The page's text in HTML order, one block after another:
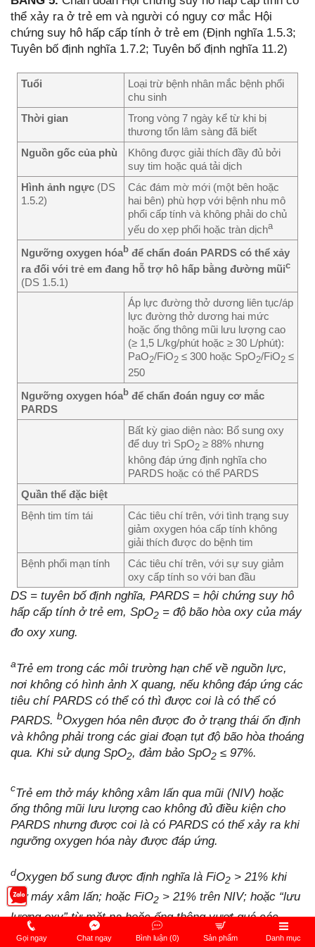
thể xảy ra ở trẻ em và người có nguy cơ mắc Hội
chứng suy hô hấp cấp tính ở trẻ em (Định nghĩa 1.5.3;
Tuyên bố định nghĩa 1.7.2; Tuyên bố định nghĩa 11.2)
Tuổi
Loại trừ bệnh nhân mắc bệnh phổi
chu sinh
Thời gian
Trong vòng 7 ngày kể từ khi bị
thương tổn lâm sàng đã biết
Nguồn gốc của phù
Không được giải thích đầy đủ bởi
suy tim hoặc quá tải dịch
Hình ảnh ngực (DS
1.5.2)
Các đám mờ mới (một bên hoặc
hai bên) phù hợp với bệnh nhu mô
phổi cấp tính và không phải do chủ
yếu do xẹp phổi hoặc tràn dịcha
Ngưỡng oxygen hóab để chẩn đoán PARDS có thể xảy
ra đối với trẻ em đang hỗ trợ hô hấp bằng đường mũic
(DS 1.5.1)
Áp lực đường thở dương liên tục/áp
lực đường thở dương hai mức
hoặc ống thông mũi lưu lượng cao
(≥ 1,5 L/kg/phút hoặc ≥ 30 L/phút):
PaO2/FiO2 ≤ 300 hoặc SpO2/FiO2 ≤
250
Ngưỡng oxygen hóab để chẩn đoán nguy cơ mắc
PARDS
Bất kỳ giao diện nào: Bổ sung oxy
để duy trì SpO2 ≥ 88% nhưng
không đáp ứng định nghĩa cho
PARDS hoặc có thể PARDS
Quần thể đặc biệt
Bệnh tim tím tái
Các tiêu chí trên, với tình trạng suy
giảm oxygen hóa cấp tính không
giải thích được do bệnh tim
Bệnh phổi mạn tính
Các tiêu chí trên, với sự suy giảm
oxy cấp tính so với ban đầu
DS = tuyên bố định nghĩa, PARDS = hội chứng suy hô
hấp cấp tính ở trẻ em, SpO2 = độ bão hòa oxy của máy
đo oxy xung.
aTrẻ em trong các môi trường hạn chế về nguồn lực,
nơi không có hình ảnh X quang, nếu không đáp ứng các
tiêu chí PARDS có thể có thì được coi là có thể có
PARDS. bOxygen hóa nên được đo ở trạng thái ổn định
và không phải trong các giai đoạn tụt độ bão hòa thoáng
qua. Khi sử dụng SpO2, đảm bảo SpO2 ≤ 97%.
cTrẻ em thở máy không xâm lấn qua mũi (NIV) hoặc
ống thông mũi lưu lượng cao không đủ điều kiện cho
PARDS nhưng được coi là có PARDS có thể xảy ra khi
ngưỡng oxygen hóa này được đáp ứng.
dOxygen bổ sung được định nghĩa là FiO2 > 21% khi
thở máy xâm lấn; hoặc FiO2 > 21% trên NIV; hoặc “lưu
lượng oxy” từ mặt nạ hoặc ống thông vượt quá các
ngưỡng cụ thể theo độ tuổi này: ≥ 2 L/phút (tuổi < 1
Gọi ngay Chat ngay Bình luận (0) Sản phẩm Danh mục